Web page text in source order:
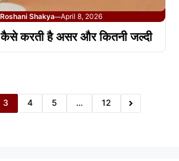
Roshani Shakya—April 8, 2026
कैसे करती है असर और कितनी जल्दी
3 4 5 … 12